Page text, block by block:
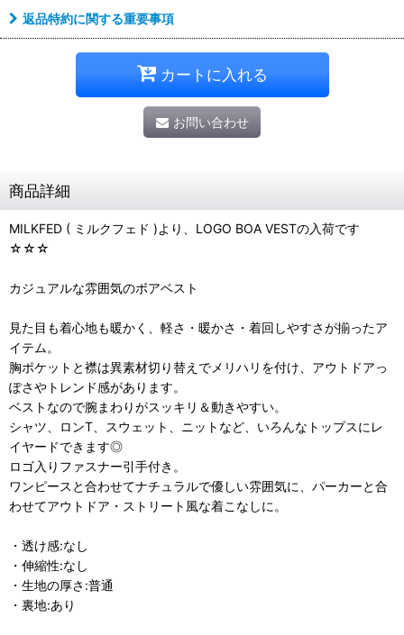
返品特約に関する重要事項
カートに入れる
お問い合わせ
商品詳細
MILKFED ( ミルクフェド )より、LOGO BOA VESTの入荷です
☆☆☆
カジュアルな雰囲気のボアベスト
見た目も着心地も暖かく、軽さ・暖かさ・着回しやすさが揃ったア
イテム。
胸ポケットと襟は異素材切り替えでメリハリを付け、アウトドアっ
ぽさやトレンド感があります。
ベストなので腕まわりがスッキリ＆動きやすい。
シャツ、ロンT、スウェット、ニットなど、いろんなトップスにレ
イヤードできます◎
ロゴ入りファスナー引手付き。
ワンピースと合わせてナチュラルで優しい雰囲気に、パーカーと合
わせてアウトドア・ストリート風な着こなしに。
・透け感:なし
・伸縮性:なし
・生地の厚さ:普通
・裏地:あり